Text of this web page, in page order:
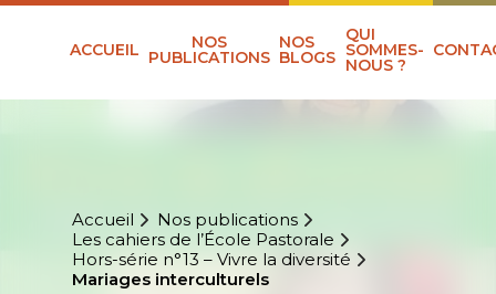
ACCUEIL NOS
PUBLICATIONS
NOS
BLOGS
QUI
SOMMES-
NOUS ?
Accueil
Nos publications
Les cahiers de l’École Pastorale
Hors-série n°13 – Vivre la diversité
Mariages interculturels